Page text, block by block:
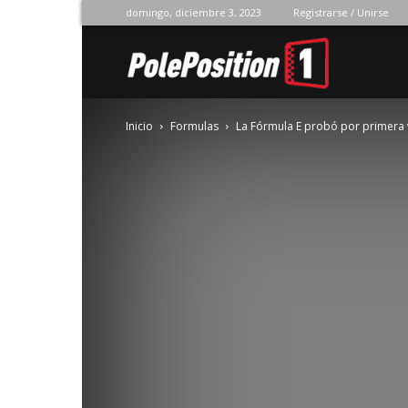
domingo, diciembre 3, 2023 Registrarse / Unirse
Position
Inicio Formulas La Fórmula E probó por primera